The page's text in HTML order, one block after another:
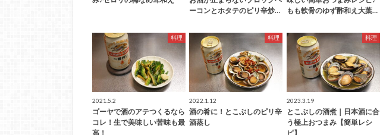
ーコンとホタテのピリ辛炒…
もも軟骨のゆず酢和え大葉…
料理
2021.5.2
ゴーヤで酒のアテつくるなら
コレ！生で美味しい苦味も最
高！
料理
2022.1.12
酒の肴に！とこぶしのピリ辛
酒蒸し
料理
2023.3.19
とこぶしの酒煮｜日本酒に合
う極上おつまみ【簡単レシ
ピ】